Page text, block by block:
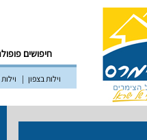
חיפושים
וילות בצפון